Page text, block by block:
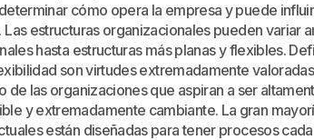
cómo opera la empresa y puede
Las estructuras organizacionales pueden variar
hasta estructuras más planas y flexibles.
son virtudes extremadamente
de las organizaciones que aspiran a ser
y extremadamente cambiante. La gran
están diseñadas para tener procesos